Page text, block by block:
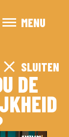
MENU
SLUITEN
DE